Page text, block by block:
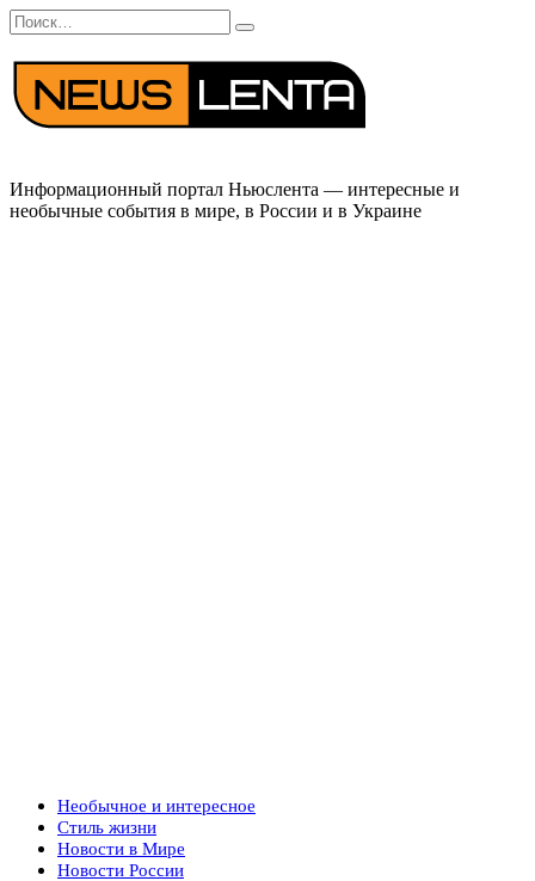
Перейти
к
содержанию
Search
for:
Информационный портал Ньюслента — интересные и
необычные события в мире, в России и в Украине
Необычное и интересное
Стиль жизни
Новости в Мире
Новости России